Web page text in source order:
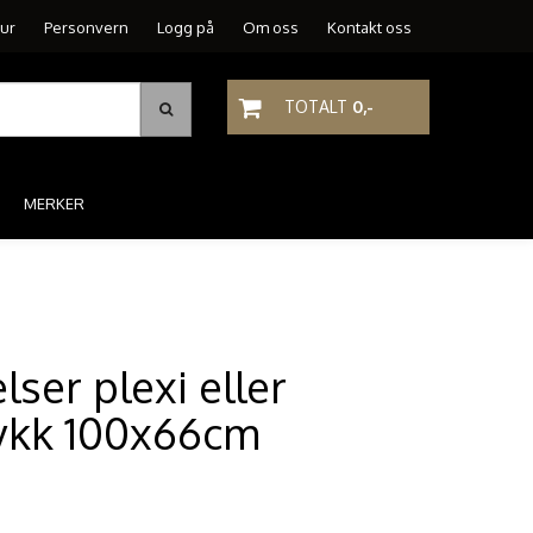
Personvern Logg på Om oss Kontakt oss
TOTALT 0,-
MERKER
plexi eller
100x66cm